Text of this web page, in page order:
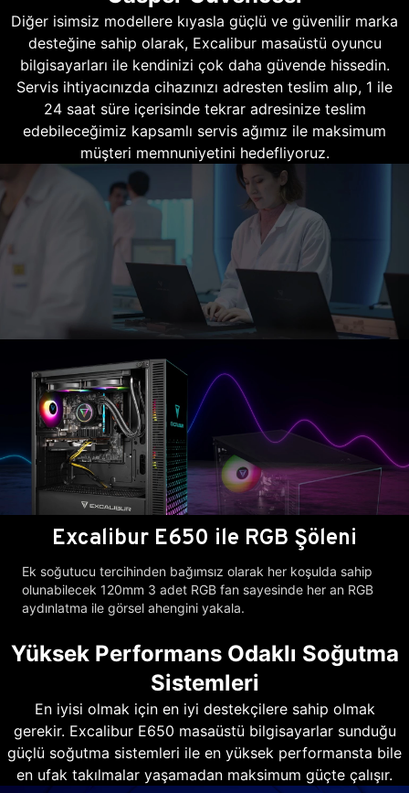
Diğer isimsiz modellere kıyasla güçlü ve güvenilir marka
desteğine sahip olarak, Excalibur masaüstü oyuncu
bilgisayarları ile kendinizi çok daha güvende hissedin.
Servis ihtiyacınızda cihazınızı adresten teslim alıp, 1 ile
24 saat süre içerisinde tekrar adresinize teslim
edebileceğimiz kapsamlı servis ağımız ile maksimum
müşteri memnuniyetini hedefliyoruz.
Excalibur E650 ile RGB Şöleni
Ek soğutucu tercihinden bağımsız olarak her koşulda sahip
olunabilecek 120mm 3 adet RGB fan sayesinde her an RGB
aydınlatma ile görsel ahengini yakala.
Yüksek Performans Odaklı Soğutma
Sistemleri
En iyisi olmak için en iyi destekçilere sahip olmak
gerekir. Excalibur E650 masaüstü bilgisayarlar sunduğu
güçlü soğutma sistemleri ile en yüksek performansta bile
en ufak takılmalar yaşamadan maksimum güçte çalışır.